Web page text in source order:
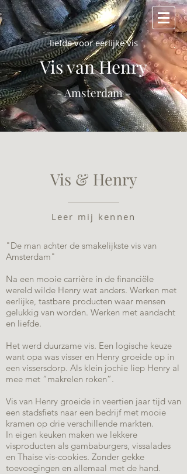
liefde voor eerlijke vis
Vis van Henry
- Amsterdam -
Vis & Henry
Leer mij kennen
"De man achter de smakelijkste vis van
Amsterdam"
Na een mooie carrière in de financiële
wereld wilde Henry wat anders. Werken met
eerlijke, tastbare producten waar mensen
gelukkig van worden. Werken met aandacht
en liefde.
Het werd duurzame vis. Een logische keuze
want opa was visser en Henry groeide op in
een vissersdorp. Als klein jochie liep Henry al
mee met “makrelen roken”.
Vis van Henry groeide in veertien jaar tijd van
een stadsfiets naar een bedrijf met mooie
kramen op drie verschillende markten.
In eigen keuken maken we lekkere
visproducten als gambaburgers, vissalades
en Thaise vis-cookies. Zonder gekke
toevoegingen en allemaal met de hand.